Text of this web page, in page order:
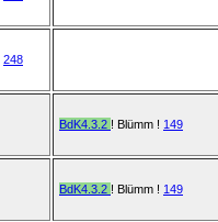
248
BdK4.3.2 ! Blümm ! 149
BdK4.3.2 ! Blümm ! 149